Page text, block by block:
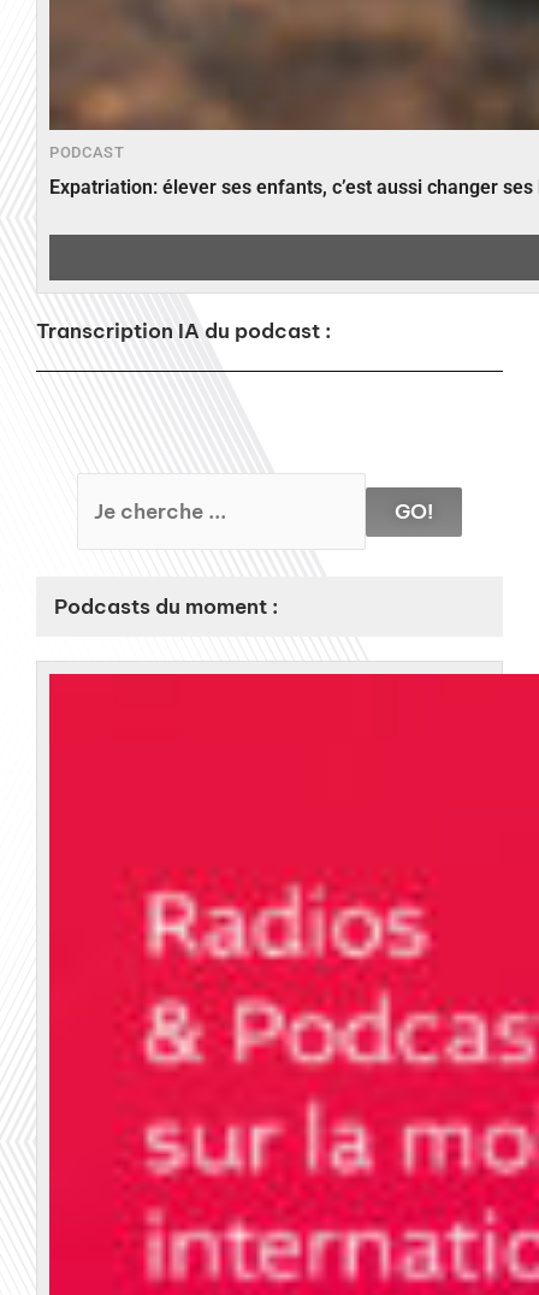
PODCAST
Expatriation: élever ses enfants, c’est aussi changer
Transcription IA du podcast :
GO!
Podcasts du moment :